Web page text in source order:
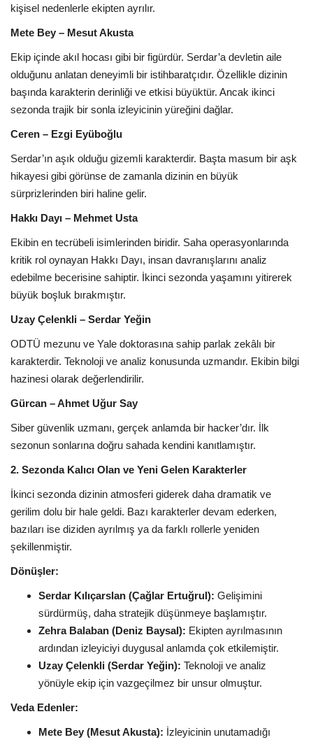
kişisel nedenlerle ekipten ayrılır.
Mete Bey – Mesut Akusta
Ekip içinde akıl hocası gibi bir figürdür. Serdar’a devletin aile
olduğunu anlatan deneyimli bir istihbaratçıdır. Özellikle dizinin
başında karakterin derinliği ve etkisi büyüktür. Ancak ikinci
sezonda trajik bir sonla izleyicinin yüreğini dağlar.
Ceren – Ezgi Eyüboğlu
Serdar’ın aşık olduğu gizemli karakterdir. Başta masum bir aşk
hikayesi gibi görünse de zamanla dizinin en büyük
sürprizlerinden biri haline gelir.
Hakkı Dayı – Mehmet Usta
Ekibin en tecrübeli isimlerinden biridir. Saha operasyonlarında
kritik rol oynayan Hakkı Dayı, insan davranışlarını analiz
edebilme becerisine sahiptir. İkinci sezonda yaşamını yitirerek
büyük boşluk bırakmıştır.
Uzay Çelenkli – Serdar Yeğin
ODTÜ mezunu ve Yale doktorasına sahip parlak zekâlı bir
karakterdir. Teknoloji ve analiz konusunda uzmandır. Ekibin bilgi
hazinesi olarak değerlendirilir.
Gürcan – Ahmet Uğur Say
Siber güvenlik uzmanı, gerçek anlamda bir hacker’dır. İlk
sezonun sonlarına doğru sahada kendini kanıtlamıştır.
2. Sezonda Kalıcı Olan ve Yeni Gelen Karakterler
İkinci sezonda dizinin atmosferi giderek daha dramatik ve
gerilim dolu bir hale geldi. Bazı karakterler devam ederken,
bazıları ise diziden ayrılmış ya da farklı rollerle yeniden
şekillenmiştir.
Dönüşler:
Serdar Kılıçarslan (Çağlar Ertuğrul): Gelişimini
sürdürmüş, daha stratejik düşünmeye başlamıştır.
Zehra Balaban (Deniz Baysal): Ekipten ayrılmasının
ardından izleyiciyi duygusal anlamda çok etkilemiştir.
Uzay Çelenkli (Serdar Yeğin): Teknoloji ve analiz
yönüyle ekip için vazgeçilmez bir unsur olmuştur.
Veda Edenler:
Mete Bey (Mesut Akusta): İzleyicinin unutamadığı